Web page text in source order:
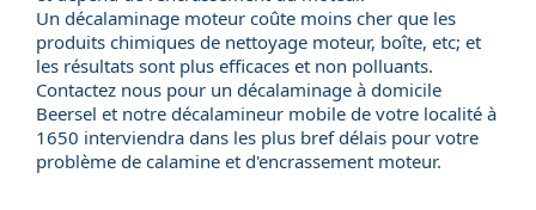
Un décalaminage moteur coûte moins cher que les
produits chimiques de nettoyage moteur, boîte, etc; et
les résultats sont plus efficaces et non polluants.
Contactez nous pour un décalaminage à domicile
Beersel et notre décalamineur mobile de votre localité à
1650 interviendra dans les plus bref délais pour votre
problème de calamine et d'encrassement moteur.